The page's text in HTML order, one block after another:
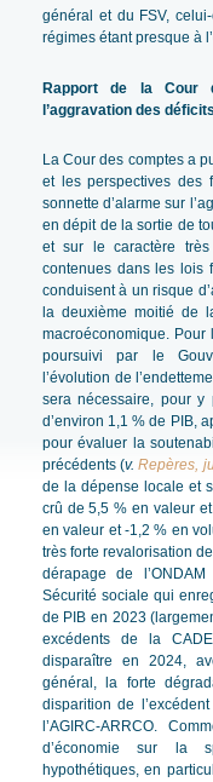
général et du FSV,
régimes étant presque à
Rapport de la Cour
l’aggravation des
La Cour des comptes a
et les perspectives des
sonnette d’alarme sur
en dépit de la sortie de
et sur le caractère très
contenues dans les lois
conduisent à un risque
la deuxième moitié de
macroéconomique. Pour
poursuivi par le
l’évolution de
sera nécessaire, pour y
d’environ 1,1 % de PIB,
pour évaluer la
précédents (v.Repères,
de la dépense locale et
crû de 5,5 % en valeur
en valeur et -1,2 % en
très forte revalorisation
dérapage de
Sécurité sociale qui
de PIB en 2023
excédents de la
disparaître en 2024,
général, la forte
disparition de
l’AGIRC-ARRCO.
d’économie sur la
hypothétiques, en